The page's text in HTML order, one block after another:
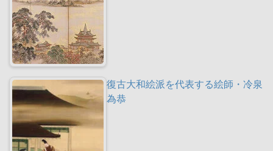
復古大和絵派を代表する絵師・冷泉
為恭